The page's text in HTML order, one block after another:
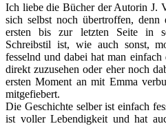
Ich liebe die Bücher der Autorin J.
sich selbst noch übertroffen,
ersten bis zur letzten Seite in
Schreibstil ist, wie auch sonst,
fesselnd und dabei hat man
direkt zuzusehen oder eher noch
ersten Moment an mit Emma
mitgefiebert.
Die Geschichte selber ist einfach
ist voller Lebendigkeit und hat